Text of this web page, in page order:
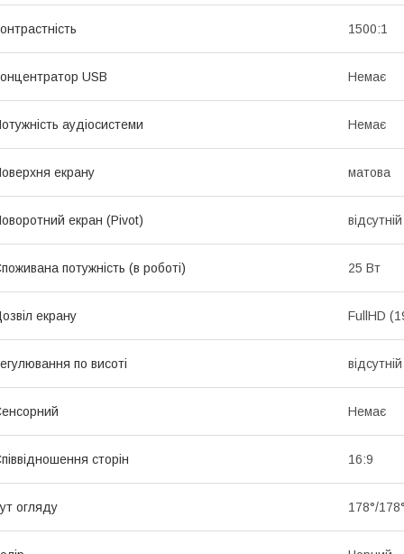
1500:1
USB Немає
аудіосистеми Немає
екрану матова
екран (Pivot) відсутній
потужність (в роботі) 25 Вт
екрану FullHD
по висоті відсутній
Немає
сторін 16:9
огляду 178°/178°